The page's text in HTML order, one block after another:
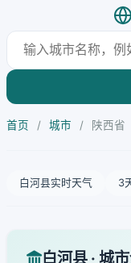
首页 / 城市 / 陕西省
白河县实时天气 3
白河县 · 城